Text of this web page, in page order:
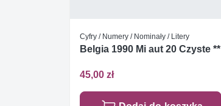
Cyfry / Numery / Nominały / Litery
Belgia 1990 Mi aut 20 Czyste **
45,00 zł